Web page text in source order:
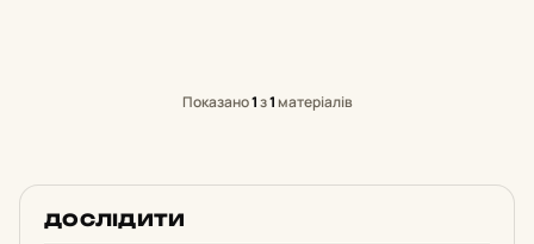
Показано1з1матеріалів
ДОСЛІДИТИ